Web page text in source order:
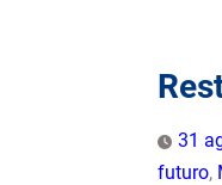
31
futuro,